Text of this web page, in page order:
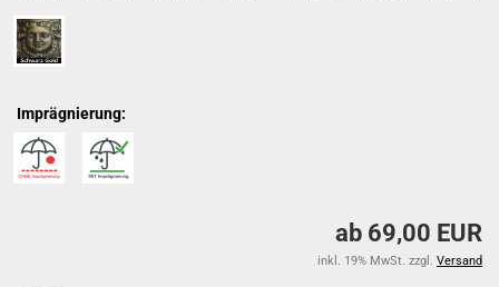
Imprägnierung:
ab 69,00 EUR
inkl. 19% MwSt. zzgl. Versand